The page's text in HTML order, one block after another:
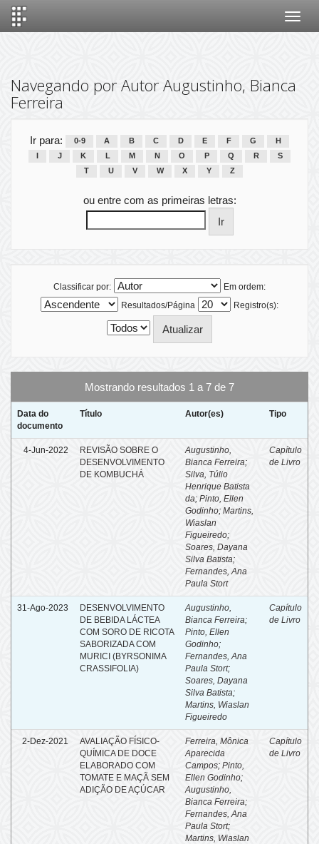
Navegando por Autor Augustinho, Bianca
Ferreira
Ir para: 0-9 A B C D E F G
H
J K L M N O P Q R
S
T
U V W X Y Z
ou entre com as primeiras letras:
Classificar por:
Em ordem:
Resultados/Página
Registro(s):
Mostrando resultados 1 a 7 de 7
Data do
documento
Título Autor(es) Tipo
4-Jun-2022
REVISÃO SOBRE O
DESENVOLVIMENTO
DE KOMBUCHÁ
Augustinho,
Bianca Ferreira;
Silva, Túlio
Henrique Batista
da; Pinto, Ellen
Godinho; Martins,
Wiaslan
Figueiredo;
Soares, Dayana
Silva Batista;
Fernandes, Ana
Paula Stort
Capítulo
de Livro
31-Ago-2023
DESENVOLVIMENTO
DE BEBIDA LÁCTEA
COM SORO DE RICOTA
SABORIZADA COM
MURICI (BYRSONIMA
CRASSIFOLIA)
Augustinho,
Bianca Ferreira;
Pinto, Ellen
Godinho;
Fernandes, Ana
Paula Stort;
Soares, Dayana
Silva Batista;
Martins, Wiaslan
Figueiredo
Capítulo
de Livro
2-Dez-2021
AVALIAÇÃO FÍSICO-
QUÍMICA DE DOCE
ELABORADO COM
TOMATE E MAÇÃ SEM
ADIÇÃO DE AÇÚCAR
Ferreira, Mônica
Aparecida
Campos; Pinto,
Ellen Godinho;
Augustinho,
Bianca Ferreira;
Fernandes, Ana
Paula Stort;
Martins, Wiaslan
Capítulo
de Livro